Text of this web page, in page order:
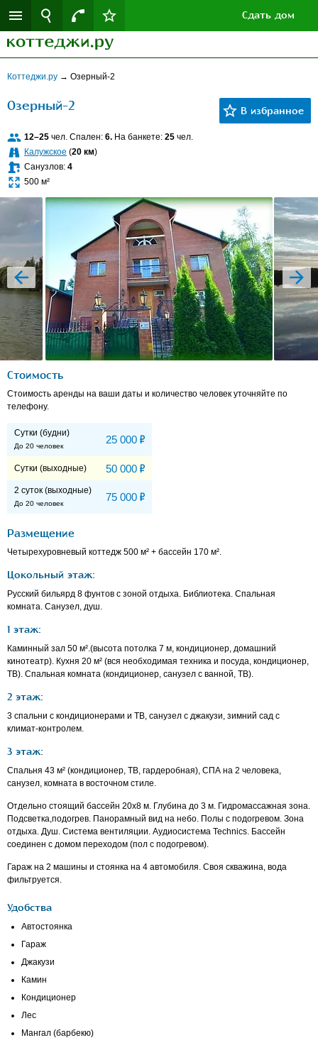
Сдать дом
Коттеджи.ру → Озерный-2
Озерный-2
12–25 чел. Спален: 6. На банкете: 25 чел.
Калужское (20 км)
Санузлов: 4
500 м²
prev next
Стоимость
Стоимость аренды на ваши даты и количество человек уточняйте по
телефону.
Сутки (будни)
До 20 человек
25 000 Р
Сутки (выходные) 50 000 Р
2 суток (выходные)
До 20 человек
75 000 Р
Размещение
Четырехуровневый коттедж 500 м² + бассейн 170 м².
Цокольный этаж:
Русский бильярд 8 фунтов с зоной отдыха. Библиотека. Спальная
комната. Санузел, душ.
1 этаж:
Каминный зал 50 м².(высота потолка 7 м, кондиционер, домашний
кинотеатр). Кухня 20 м² (вся необходимая техника и посуда, кондиционер,
ТВ). Спальная комната (кондиционер, санузел с ванной, ТВ).
2 этаж:
3 спальни с кондиционерами и ТВ, санузел с джакузи, зимний сад с
климат-контролем.
3 этаж:
Спальня 43 м² (кондиционер, ТВ, гардеробная), СПА на 2 человека,
санузел, комната в восточном стиле.
Отдельно стоящий бассейн 20х8 м. Глубина до 3 м. Гидромассажная зона.
Подсветка,подогрев. Панорамный вид на небо. Полы с подогревом. Зона
отдыха. Душ. Система вентиляции. Аудиосистема Technics. Бассейн
соединен с домом переходом (пол с подогревом).
Гараж на 2 машины и стоянка на 4 автомобиля. Своя скважина, вода
фильтруется.
Удобства
Автостоянка
Гараж
Джакузи
Камин
Кондиционер
Лес
Мангал (барбекю)